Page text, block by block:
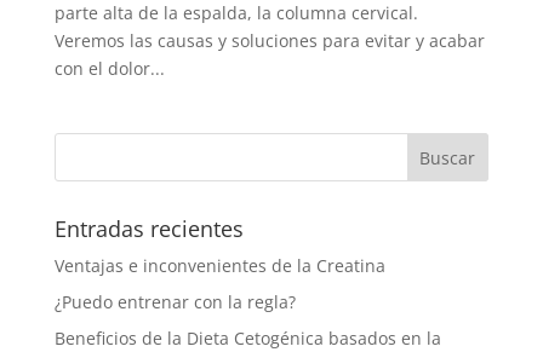
parte alta de la espalda, la columna cervical.
Veremos las causas y soluciones para evitar y acabar
con el dolor...
Entradas recientes
Ventajas e inconvenientes de la Creatina
¿Puedo entrenar con la regla?
Beneficios de la Dieta Cetogénica basados en la